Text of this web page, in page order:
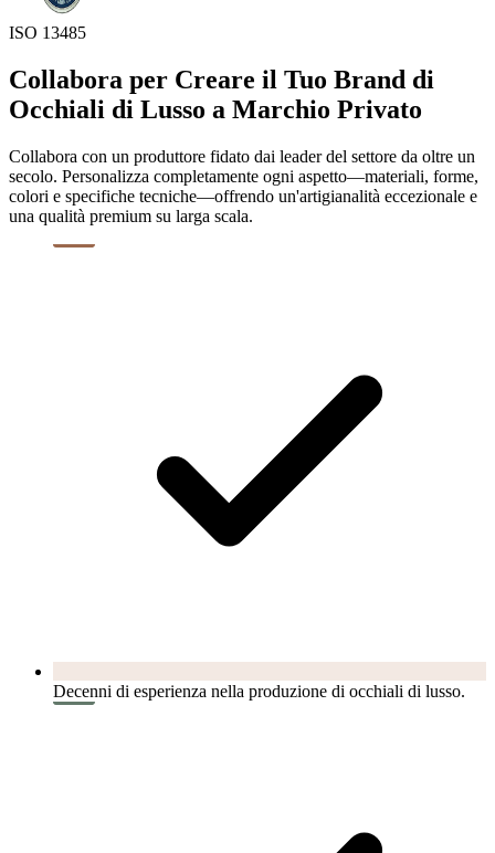
ISO 13485
Collabora per Creare il Tuo Brand di
Occhiali di Lusso a Marchio Privato
Collabora con un produttore fidato dai leader del settore da oltre un
secolo. Personalizza completamente ogni aspetto—materiali, forme,
colori e specifiche tecniche—offrendo un'artigianalità eccezionale e
una qualità premium su larga scala.
Decenni di esperienza nella produzione di occhiali di lusso.